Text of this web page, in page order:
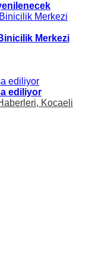
Merkezi
ediliyor